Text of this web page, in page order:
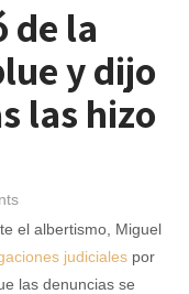
de la
y dijo
las hizo
el albertismo, Miguel
judiciales por
las denuncias se